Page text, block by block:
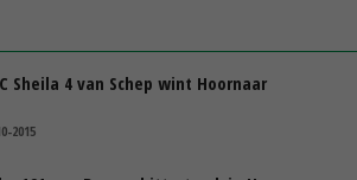
Sheila 4 van Schep wint Hoornaar
2015